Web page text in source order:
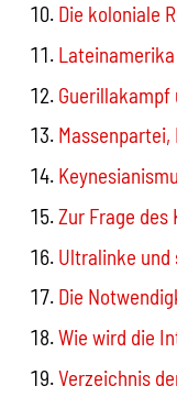
Die koloniale
Lateinamerika
Guerillakampf
Zur Frage des
Ultralinke
Die
Wie wird die
Verzeichnis